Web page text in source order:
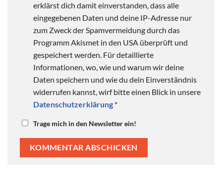
erklärst dich damit einverstanden, dass alle
eingegebenen Daten und deine IP-Adresse nur
zum Zweck der Spamvermeidung durch das
Programm Akismet in den USA überprüft und
gespeichert werden. Für detaillierte
Informationen, wo, wie und warum wir deine
Daten speichern und wie du dein Einverständnis
widerrufen kannst, wirf bitte einen Blick in unsere
Datenschutzerklärung *
Trage mich in den Newsletter ein!